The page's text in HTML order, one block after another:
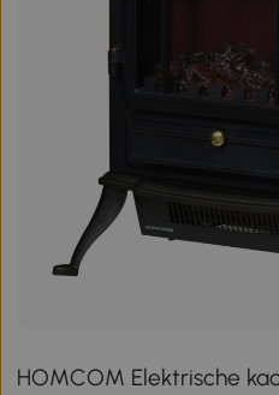
HOMCOM Elektrische